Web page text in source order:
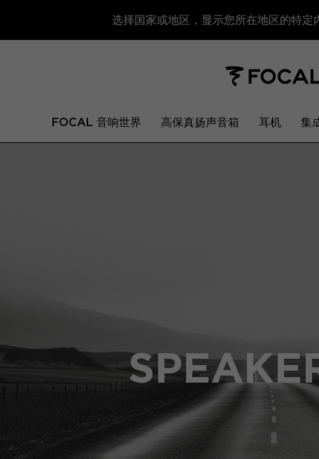
选择国家或地区，显示您所在地区的特定
FOCAL 音响世界 高保真扬声音箱 耳机 集